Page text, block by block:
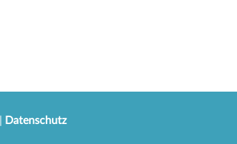
Datenschutz